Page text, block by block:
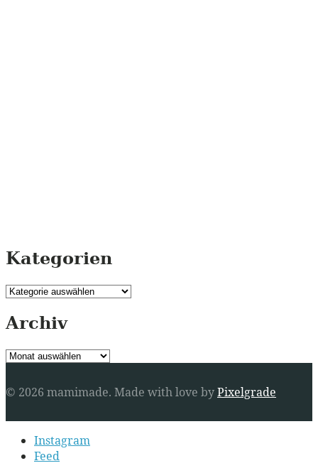
Kategorien
Kategorien
Archiv
Archiv
© 2026 mamimade. Made with love byPixelgrade
Secondary
navigationInstagram
Feed